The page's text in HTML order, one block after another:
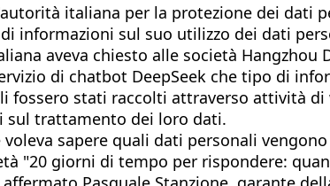
italiana per la protezione dei dati
informazioni sul suo utilizzo dei dati
aveva chiesto alle società
di chatbot DeepSeek che tipo di
fossero stati raccolti attraverso attività
sul trattamento dei loro dati.
sapere quali dati personali
"20 giorni di tempo per rispondere: